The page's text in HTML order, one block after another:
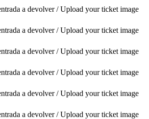
a devolver / Upload your ticket image
a devolver / Upload your ticket image
a devolver / Upload your ticket image
a devolver / Upload your ticket image
a devolver / Upload your ticket image
a devolver / Upload your ticket image